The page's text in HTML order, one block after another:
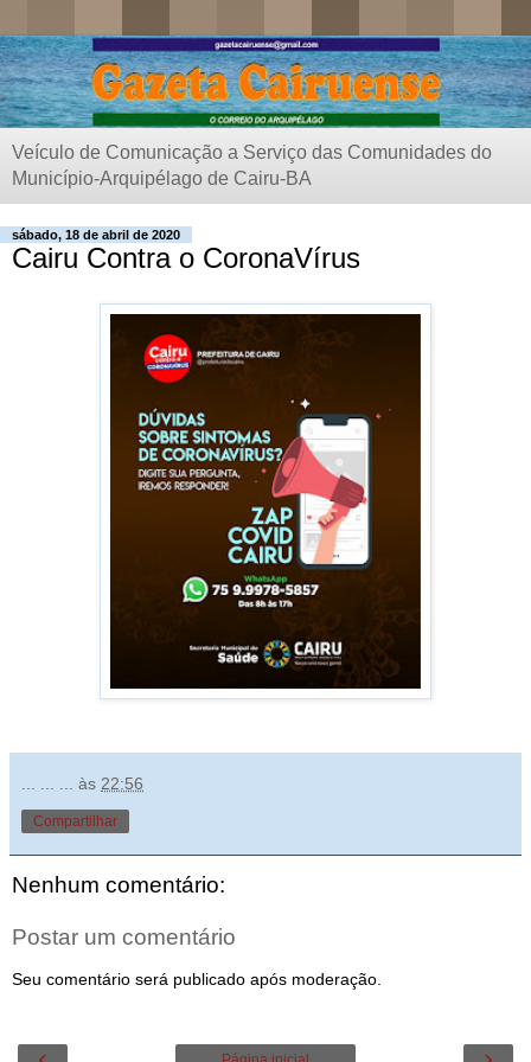
Veículo de Comunicação a Serviço das Comunidades do
Município-Arquipélago de Cairu-BA
sábado, 18 de abril de 2020
Cairu Contra o CoronaVírus
às 22:56
Compartilhar
Nenhum comentário:
Postar um comentário
Seu comentário será publicado após moderação.